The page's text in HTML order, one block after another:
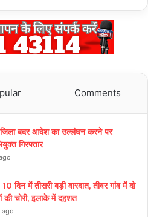
Comments
बदर आदेश का उल्लंघन करने पर
गिरफ्तार
10 दिन में तीसरी बड़ी वारदात, तीवर गांव में दो
की चोरी, इलाके में दहशत
ago